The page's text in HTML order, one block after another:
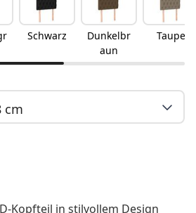
Schwarz
Dunkelbr
aun
Taupe
cm
Kopfteil in stilvollem Design